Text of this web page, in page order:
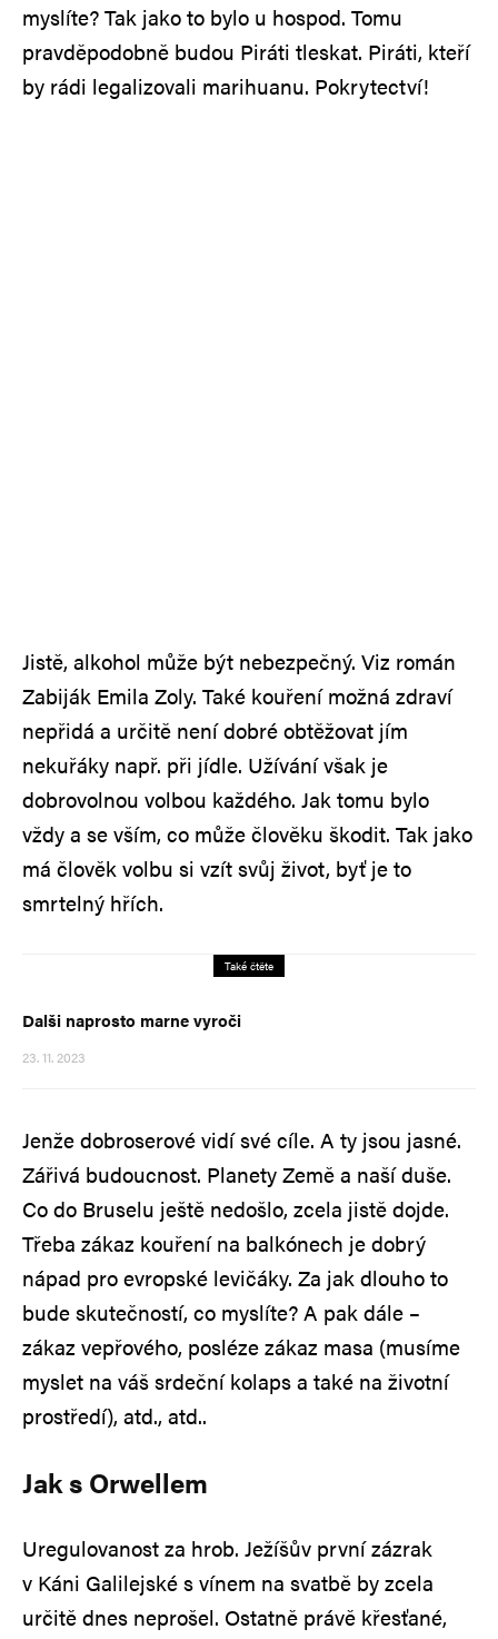
myslíte? Tak jako to bylo u hospod. Tomu
pravděpodobně budou Piráti tleskat. Piráti, kteří
by rádi legalizovali marihuanu. Pokrytectví!
Jistě, alkohol může být nebezpečný. Viz román
Zabiják Emila Zoly. Také kouření možná zdraví
nepřidá a určitě není dobré obtěžovat jím
nekuřáky např. při jídle. Užívání však je
dobrovolnou volbou každého. Jak tomu bylo
vždy a se vším, co může člověku škodit. Tak jako
má člověk volbu si vzít svůj život, byť je to
smrtelný hřích.
Také čtěte
Dalši naprosto marne vyroči
23. 11. 2023
Jenže dobroserové vidí své cíle. A ty jsou jasné.
Zářivá budoucnost. Planety Země a naší duše.
Co do Bruselu ještě nedošlo, zcela jistě dojde.
Třeba zákaz kouření na balkónech je dobrý
nápad pro evropské levičáky. Za jak dlouho to
bude skutečností, co myslíte? A pak dále –
zákaz vepřového, posléze zákaz masa (musíme
myslet na váš srdeční kolaps a také na životní
prostředí), atd., atd..
Jak s Orwellem
Uregulovanost za hrob. Ježíšův první zázrak
v Káni Galilejské s vínem na svatbě by zcela
určitě dnes neprošel. Ostatně právě křesťané,